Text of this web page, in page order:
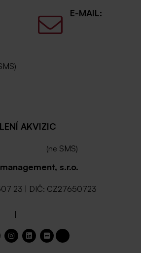
E-MAIL:
AKVIZIC
(ne SMS)
s.r.o.
23 | DIČ: CZ27650723